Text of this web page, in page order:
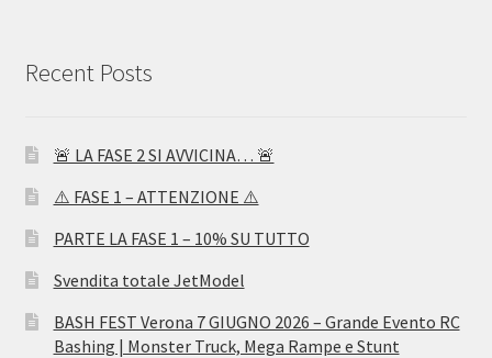
Recent Posts
🚨 LA FASE 2 SI AVVICINA… 🚨
⚠️ FASE 1 – ATTENZIONE ⚠️
PARTE LA FASE 1 – 10% SU TUTTO
Svendita totale JetModel
BASH FEST Verona 7 GIUGNO 2026 – Grande Evento RC
Bashing | Monster Truck, Mega Rampe e Stunt